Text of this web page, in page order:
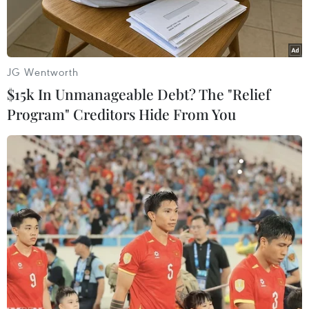
phẩm...
Thủ tướng Phạm Minh Chính tọa đàm với các doanh nghiệp với
chủ đề: Việt Nam - Điểm đến hàng đầu ASEAN về đầu tư bền
vững. (Ảnh: Dương Giang/TTXVN)
Sáng 17/1 (theo giờ địa phương), tại Davos, Thụy
Sĩ, trong khuôn khổ chuyến công tác tham dự
JG Wentworth
$15k In Unmanageable Debt? The "Relief
Program" Creditors Hide From You